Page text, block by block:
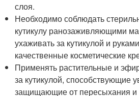
слоя.
Необходимо соблюдать
кутикулу ранозаживляющими
ухаживать за кутикулой и
качественные косметические
Применять растительные и
за кутикулой, способствующие
защищающие от пересыхания и